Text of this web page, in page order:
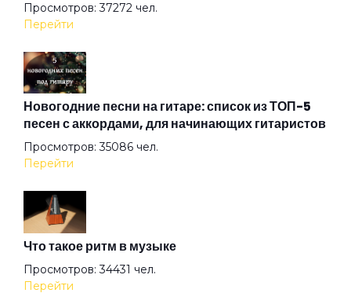
Up In Smoke
Winter
XXII-й век
Просмотров: 37272 чел.
Перейти
Новогодние песни на гитаре: список из ТОП-5
песен с аккордами, для начинающих гитаристов
Просмотров: 35086 чел.
Перейти
Что такое ритм в музыке
Просмотров: 34431 чел.
Перейти